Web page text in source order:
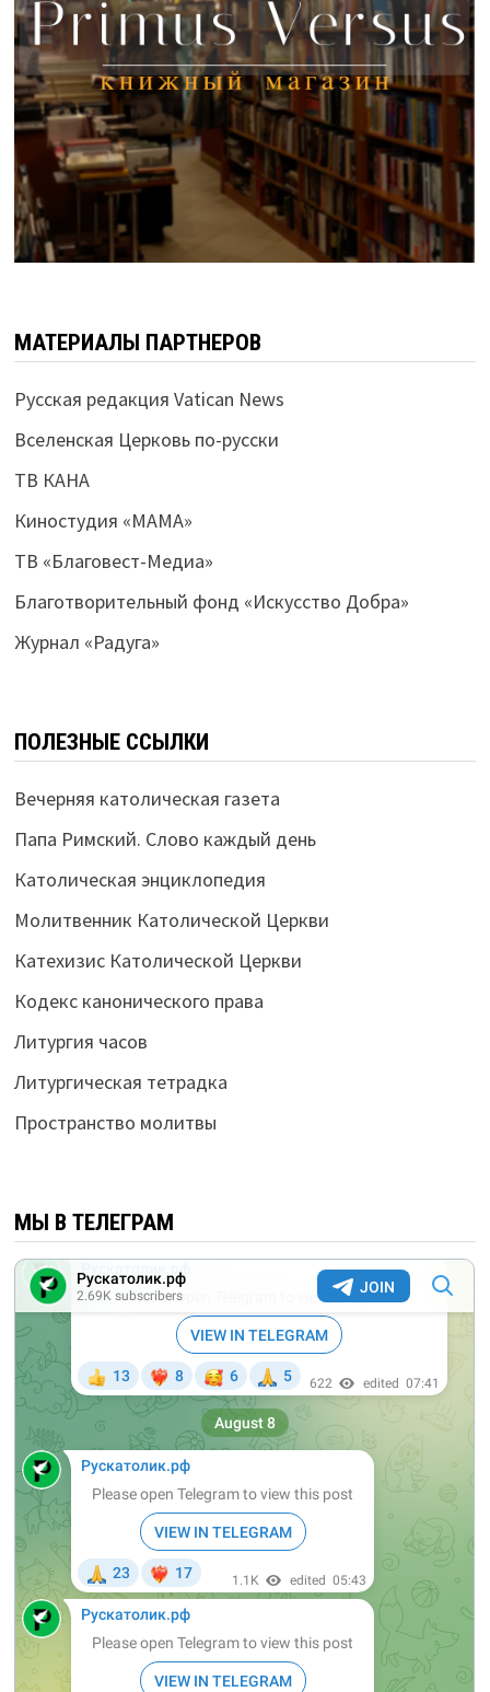
МАТЕРИАЛЫ ПАРТНЕРОВ
Русская редакция Vatican News
Вселенская Церковь по-русски
ТВ КАНА
Киностудия «МАМА»
ТВ «Благовест-Медиа»
Благотворительный фонд «Искусство Добра»
Журнал «Радуга»
ПОЛЕЗНЫЕ ССЫЛКИ
Вечерняя католическая газета
Папа Римский. Слово каждый день
Католическая энциклопедия
Молитвенник Католической Церкви
Катехизис Католической Церкви
Кодекс канонического права
Литургия часов
Литургическая тетрадка
Пространство молитвы
МЫ В ТЕЛЕГРАМ